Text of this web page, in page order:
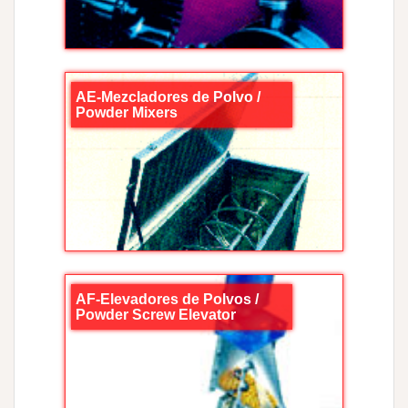
AE-Mezcladores de Polvo /
Powder Mixers
AF-Elevadores de Polvos /
Powder Screw Elevator